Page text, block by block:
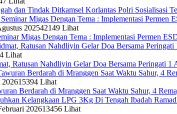
dan Tindak Ditkamsel Korlantas Polri Sosialisasi
202542149 Lihat
Migas Dengan Tema : Implementasi Permen
Lihat
Ratusan Nahdliyin Gelar Doa Bersama Peringati 1
202615394 Lihat
Berdarah di Mranggen Saat Waktu Sahur, 4
202613456 Lihat